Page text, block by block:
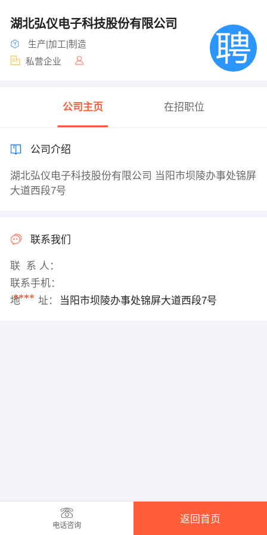
湖北弘仪电子科技股份有限公司
生产|加工|制造
私营企业
公司主页 在招职位
公司介绍
湖北弘仪电子科技股份有限公司 当阳市坝陵办事处锦屏
大道西段7号
联系我们
联 系 人：
联系手机：
****
地 址： 当阳市坝陵办事处锦屏大道西段7号
电话咨询
返回首页